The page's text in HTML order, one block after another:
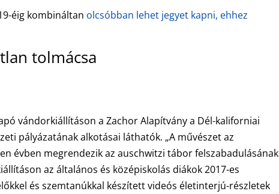
éig kombináltan olcsóbban lehet jegyet kapni, ehhez
tolmácsa
vándorkiállításon a Zachor Alapítvány a Dél-kaliforniai
pályázatának alkotásai láthatók. „A művészet az
évben megrendezik az auschwitzi tábor felszabadulásának
az általános és középiskolás diákok 2017-es
és szemtanúkkal készített videós életinterjú-részletek